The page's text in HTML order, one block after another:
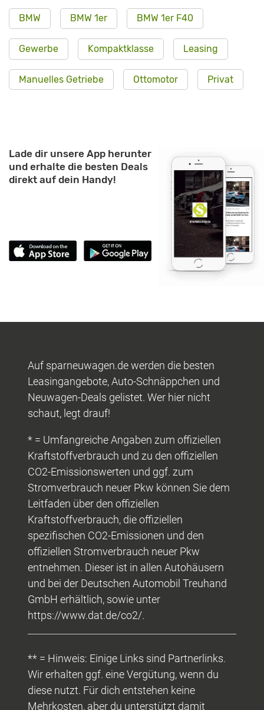
BMW BMW 1er BMW 1er F40
Gewerbe Kompaktklasse Leasing
Manuelles Getriebe Ottomotor Privat
Lade dir unsere App herunter
und erhalte die besten Deals
direkt auf dein Handy!
Auf sparneuwagen.de werden die besten
Leasingangebote, Auto-Schnäppchen und
Neuwagen-Deals gelistet. Wer hier nicht
schaut, legt drauf!
* = Umfangreiche Angaben zum offiziellen
Kraftstoffverbrauch und zu den offiziellen
CO2-Emissionswerten und ggf. zum
Stromverbrauch neuer Pkw können Sie dem
Leitfaden über den offiziellen
Kraftstoffverbrauch, die offiziellen
spezifischen CO2-Emissionen und den
offiziellen Stromverbrauch neuer Pkw
entnehmen. Dieser ist in allen Autohäusern
und bei der Deutschen Automobil Treuhand
GmbH erhältlich, sowie unter
https://www.dat.de/co2/.
** = Hinweis: Einige Links sind Partnerlinks.
Wir erhalten ggf. eine Vergütung, wenn du
diese nutzt. Für dich entstehen keine
Mehrkosten, aber du unterstützt damit